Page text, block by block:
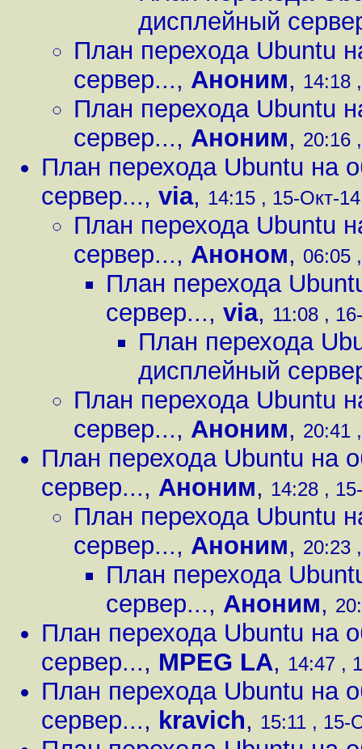
дисплейный
План перехода Ubuntu
сервер..., Аноним, 14:18
План перехода Ubuntu
сервер..., Аноним, 20:16
План перехода Ubuntu на
сервер..., via, 14:15 , 15-Окт-
План перехода Ubuntu
сервер..., Аноном, 06:05
План перехода
сервер..., via, 11:08 ,
План перехода
дисплейный
План перехода Ubuntu
сервер..., Аноним, 20:41
План перехода Ubuntu на
сервер..., Аноним, 14:28 ,
План перехода Ubuntu
сервер..., Аноним, 20:23
План перехода
сервер..., Аноним,
План перехода Ubuntu на
сервер..., MPEG LA, 14:47 ,
План перехода Ubuntu на
сервер..., kravich, 15:11 , 15-